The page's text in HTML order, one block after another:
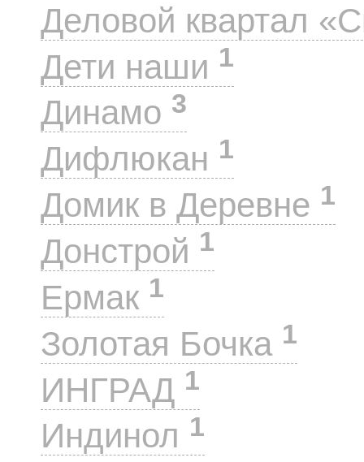
Деловой квартал
Дети наши 1
Динамо 3
Дифлюкан 1
Домик в Деревне 1
Донстрой 1
Ермак 1
Золотая Бочка 1
ИНГРАД 1
Индинол 1